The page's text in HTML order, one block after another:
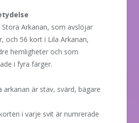
Arkanan, som avslöjar
och 56 kort i Lila Arkanan,
hemligheter och som
i fyra färger.
arkanan är stav, svärd, bägare
i varje svit är numrerade